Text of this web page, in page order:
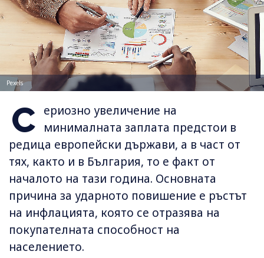
Pexels
С ериозно увеличение на
минималната заплата предстои в
редица европейски държави, а в част от
тях, както и в България, то е факт от
началото на тази година. Основната
причина за ударното повишение е ръстът
на инфлацията, която се отразява на
покупателната способност на
населението.